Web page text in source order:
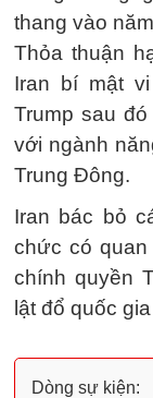
thang vào
Thỏa thuận
Iran bí mật
Trump sau
với ngành
Trung Đông.
Iran bác bỏ
chức có quan
chính quyền
lật đổ quốc
Dòng sự kiện: